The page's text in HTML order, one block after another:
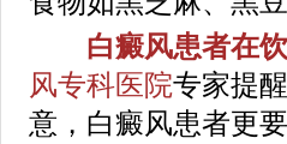
白癜风患者在
风专科医院专家提
意，白癜风患者更